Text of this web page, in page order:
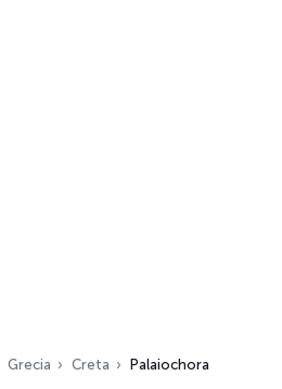
Grecia Creta Palaiochora